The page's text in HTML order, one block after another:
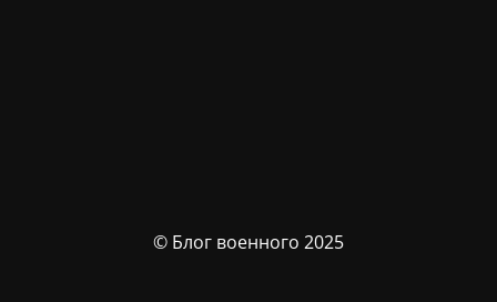
© Блог военного 2025